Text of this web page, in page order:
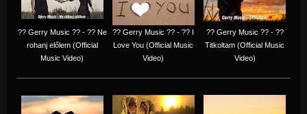
?? Gerry Music ?? - ?? Ne
rohanj előlem (Official
Music Video)
?? Gerry Music ?? - ?? I
Love You (Official Music
Video)
?? Gerry Music ?? - ??
Titkoltam (Official Music
Video)